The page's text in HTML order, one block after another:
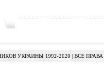
УКРАИНЫ 1992-2020 | ВСЕ